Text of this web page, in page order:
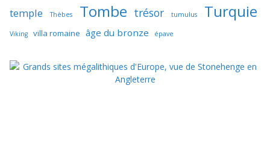
temple Thèbes Tombe trésor tumulus Turquie
Viking villa romaine âge du bronze épave